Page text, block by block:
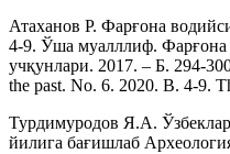
Атаханов Р. Фарғона
4-9. Ўша муалллиф. Фарғона
учқунлари. 2017. – Б. 294-
the past. No. 6. 2020. B. 4-9.
Турдимуродов Я.А.
йилига бағишлаб